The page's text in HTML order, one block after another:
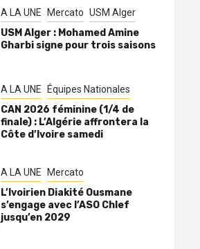
A LA UNE Mercato USM Alger
USM Alger : Mohamed Amine
Gharbi signe pour trois saisons
A LA UNE Équipes Nationales
CAN 2026 féminine (1/4 de
finale) : L’Algérie affrontera la
Côte d’Ivoire samedi
A LA UNE Mercato
L’Ivoirien Diakité Ousmane
s’engage avec l’ASO Chlef
jusqu’en 2029